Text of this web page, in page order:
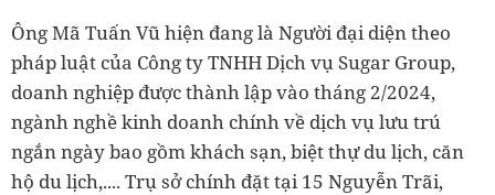
Ông Mã Tuấn Vũ hiện đang là Người đại diện theo
pháp luật của Công ty TNHH Dịch vụ Sugar Group,
doanh nghiệp được thành lập vào tháng 2/2024,
ngành nghề kinh doanh chính về dịch vụ lưu trú
ngắn ngày bao gồm khách sạn, biệt thự du lịch, căn
hộ du lịch,.... Trụ sở chính đặt tại 15 Nguyễn Trãi,